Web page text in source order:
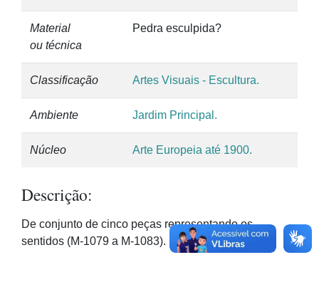
Material
ou técnica
Pedra esculpida?
Classificação Artes Visuais - Escultura.
Ambiente Jardim Principal.
Núcleo Arte Europeia até 1900.
Descrição:
De conjunto de cinco peças representando os
sentidos (M-1079 a M-1083).